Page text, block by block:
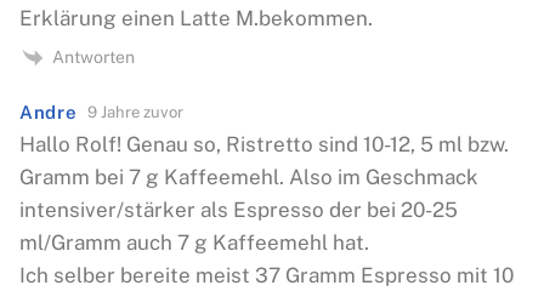
Erklärung einen Latte M.bekommen.
Antworten
Andre 9 Jahre zuvor
Hallo Rolf! Genau so, Ristretto sind 10-12, 5 ml bzw.
Gramm bei 7 g Kaffeemehl. Also im Geschmack
intensiver/stärker als Espresso der bei 20-25
ml/Gramm auch 7 g Kaffeemehl hat.
Ich selber bereite meist 37 Gramm Espresso mit 10